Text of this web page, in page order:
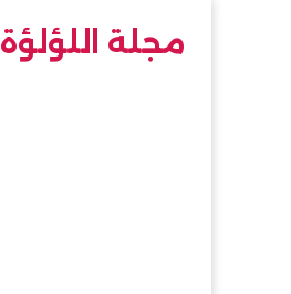
مجلة اللؤلؤة